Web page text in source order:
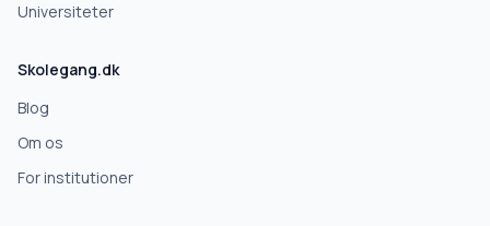
Universiteter
Skolegang.dk
Blog
Om os
For institutioner